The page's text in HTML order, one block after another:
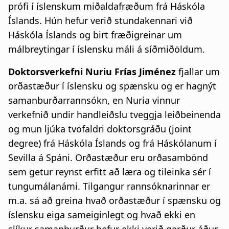
prófi í íslenskum miðaldafræðum frá Háskóla
Íslands. Hún hefur verið stundakennari við
Háskóla Íslands og birt fræðigreinar um
málbreytingar í íslensku máli á síðmiðöldum.
Doktorsverkefni Nuriu Frías Jiménez fjallar um
orðastæður í íslensku og spænsku og er hagnýt
samanburðarrannsókn, en Nuria vinnur
verkefnið undir handleiðslu tveggja leiðbeinenda
og mun ljúka tvöfaldri doktorsgráðu (joint
degree) frá Háskóla Íslands og frá Háskólanum í
Sevilla á Spáni. Orðastæður eru orðasambönd
sem getur reynst erfitt að læra og tileinka sér í
tungumálanámi. Tilgangur rannsóknarinnar er
m.a. sá að greina hvað orðastæður í spænsku og
íslensku eiga sameiginlegt og hvað ekki en